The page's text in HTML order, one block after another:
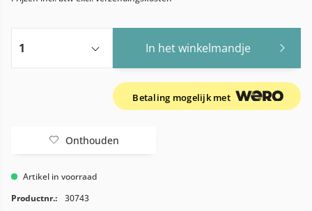
In het winkelmandje
Betaling mogelijk met
Onthouden
Artikel in voorraad
Productnr.:
30743